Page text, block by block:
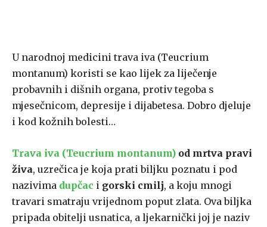
U narodnoj medicini trava iva (Teucrium
montanum) koristi se kao lijek za liječenje
probavnih i dišnih organa, protiv tegoba s
mjesečnicom, depresije i dijabetesa. Dobro djeluje
i kod kožnih bolesti…
Trava iva (Teucrium montanum) od mrtva pravi
živa, uzrečica je koja prati biljku poznatu i pod
nazivima dupčac i gorski cmilj, a koju mnogi
travari smatraju vrijednom poput zlata. Ova biljka
pripada obitelji usnatica, a ljekarnički joj je naziv